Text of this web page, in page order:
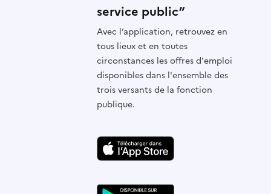
service public”
Avec l’application, retrouvez en
tous lieux et en toutes
circonstances les offres d'emploi
disponibles dans l'ensemble des
trois versants de la fonction
publique.